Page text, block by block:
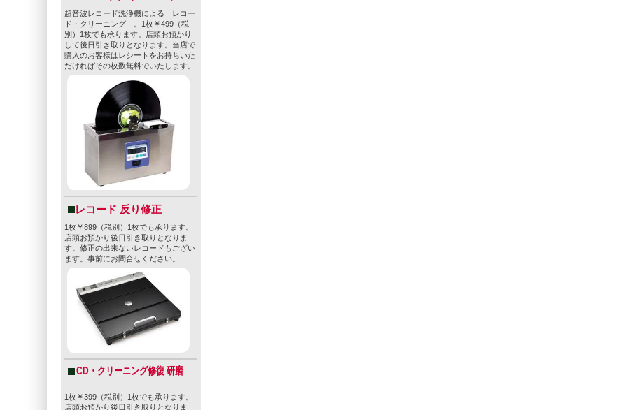
超音波レコード洗浄機による「レコー
ド・クリーニング」。1枚￥499（税
別）1枚でも承ります。店頭お預かり
して後日引き取りとなります。当店で
購入のお客様はレシートをお持ちいた
だければその枚数無料でいたします。
レコード 反り修正
1枚￥899（税別）1枚でも承ります。
店頭お預かり後日引き取りとなりま
す。修正の出来ないレコードもござい
ます。事前にお問合せください。
CD・クリーニング修復 研磨
1枚￥399（税別）1枚でも承ります。
店頭お預かり後日引き取りとなりま